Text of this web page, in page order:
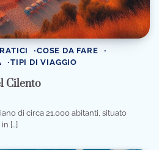
COSE DA FARE
TIPI DI VIAGGIO
Cilento
di circa 21.000 abitanti, situato
[…]